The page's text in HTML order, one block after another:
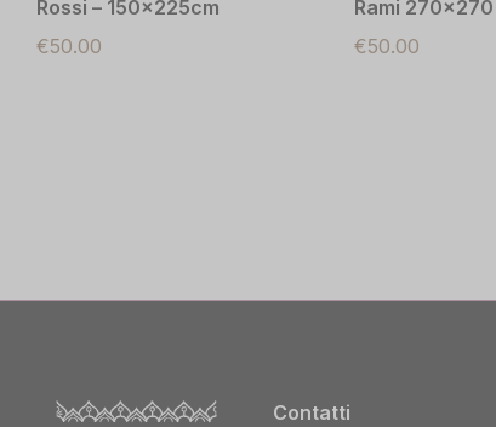
Rossi – 150x225cm
€50.00
Rami
€50.00
Contatti